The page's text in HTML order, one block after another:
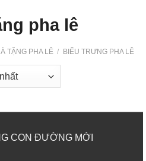
pha lê
TẶNG PHA LÊ / BIỂU TRƯNG PHA LÊ
CON ĐƯỜNG MỚI